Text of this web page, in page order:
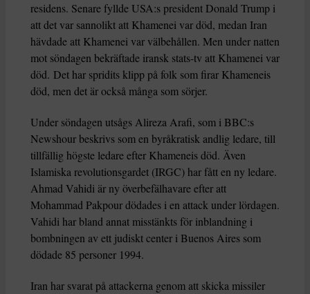
residens. Senare fyllde USA:s president Donald Trump i
att det var sannolikt att Khamenei var död, medan Iran
hävdade att Khamenei var välbehållen. Men under natten
mot söndagen bekräftade iransk stats-tv att Khamenei var
död. Det har spridits klipp på folk som firar Khameneis
död, men det är också många som sörjer.
Under söndagen utsågs Alireza Arafi, som i BBC:s
Newshour beskrivs som en byråkratisk andlig ledare, till
tillfällig högste ledare efter Khameneis död. Även
Islamiska revolutionsgardet (IRGC) har fått en ny ledare.
Ahmad Vahidi är ny överbefälhavare efter att
Mohammad Pakpour dödades i en attack under lördagen.
Vahidi har bland annat misstänkts för inblandning i
bombningen av ett judiskt center i Buenos Aires som
dödade 85 personer 1994.
Iran har svarat på attackerna genom att skicka missiler